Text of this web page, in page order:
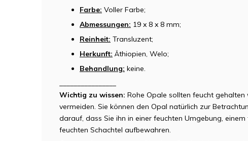
Farbe: Voller Farbe;
Abmessungen: 19 x 8 x 8 mm;
Reinheit: Transluzent;
Herkunft: Äthiopien, Welo;
Behandlung: keine.
Wichtig zu wissen: Rohe Opale sollten feucht gehalten
vermeiden. Sie können den Opal natürlich zur
darauf, dass Sie ihn in einer feuchten Umgebung,
feuchten Schachtel aufbewahren.